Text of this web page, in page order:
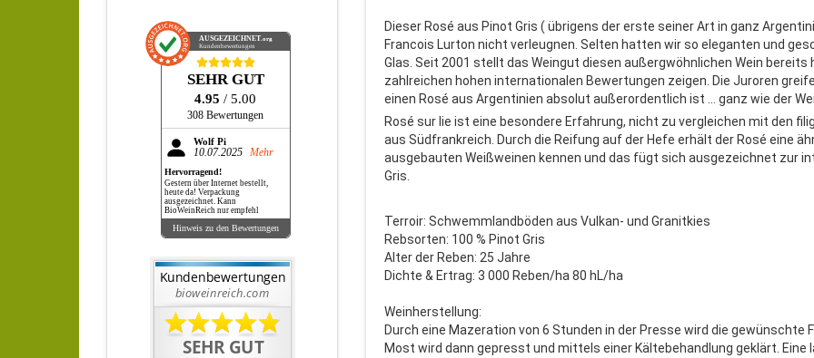
AUSGEZEICHNET.org
Kundenbewertungen
SEHR GUT
4.95 / 5.00
308 Bewertungen
Wolf Pi
10.07.2025 Mehr
Hervorragend!
Gestern über Internet bestellt,
heute da! Verpackung
ausgezeichnet. Kann
BioWeinReich nur empfehl
Hinweis zu den Bewertungen
Dieser Rosé aus Pinot Gris ( übrigens der erste seiner Art in ganz
Francois Lurton nicht verleugnen. Selten hatten wir so eleganten und
Glas. Seit 2001 stellt das Weingut diesen außergwöhnlichen Wein
zahlreichen hohen internationalen Bewertungen zeigen. Die Juroren
einen Rosé aus Argentinien absolut außerordentlich ist … ganz wie der
Rosé sur lie ist eine besondere Erfahrung, nicht zu vergleichen mit den
aus Südfrankreich. Durch die Reifung auf der Hefe erhält der Rosé eine
ausgebauten Weißweinen kennen und das fügt sich ausgezeichnet zur
Gris.
Terroir: Schwemmlandböden aus Vulkan- und Granitkies
Rebsorten: 100 % Pinot Gris
Alter der Reben: 25 Jahre
Dichte & Ertrag: 3 000 Reben/ha 80 hL/ha
Weinherstellung:
Durch eine Mazeration von 6 Stunden in der Presse wird die gewünschte
Most wird dann gepresst und mittels einer Kältebehandlung geklärt. Eine